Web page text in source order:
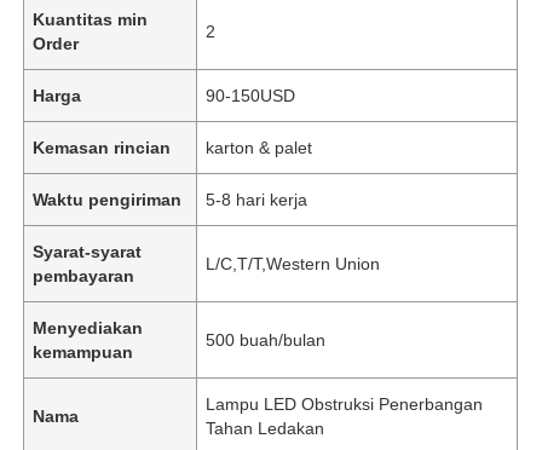
Kuantitas min
Order
2
Harga 90-150USD
Kemasan rincian karton & palet
Waktu pengiriman 5-8 hari kerja
Syarat-syarat
pembayaran
L/C,T/T,Western Union
Menyediakan
kemampuan
500 buah/bulan
Nama
Lampu LED Obstruksi Penerbangan
Tahan Ledakan